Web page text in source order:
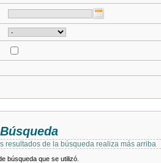
resultados de la búsqueda realiza más arriba
búsqueda que se utilizó.